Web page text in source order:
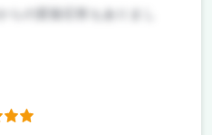
らの質疑応答もありまし